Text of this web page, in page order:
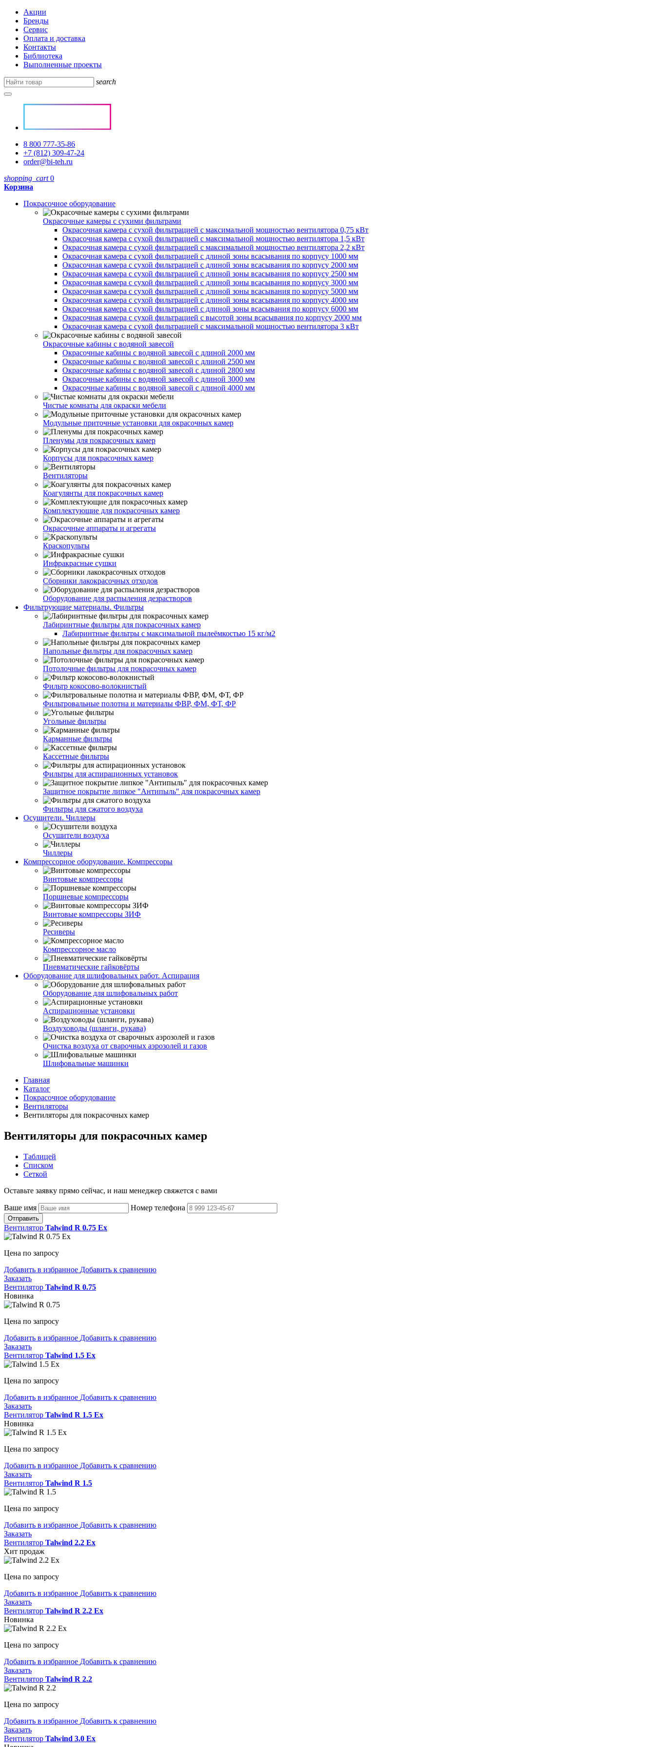
Акции
Бренды
Сервис
Оплата и доставка
Контакты
Библиотека
Выполненные проекты
search
8 800 777-35-86
+7 (812) 309-47-24
order@bi-teh.ru
shopping_cart 0
Корзина
Покрасочное оборудование
Окрасочные камеры с сухими фильтрами
Окрасочная камера с сухой фильтрацией с максимальной мощностью вентилятора 0,75 кВт
Окрасочная камера с сухой фильтрацией с максимальной мощностью вентилятора 1,5 кВт
Окрасочная камера с сухой фильтрацией с максимальной мощностью вентилятора 2,2 кВт
Окрасочная камера с сухой фильтрацией с длиной зоны всасывания по корпусу 1000 мм
Окрасочная камера с сухой фильтрацией с длиной зоны всасывания по корпусу 2000 мм
Окрасочная камера с сухой фильтрацией с длиной зоны всасывания по корпусу 2500 мм
Окрасочная камера с сухой фильтрацией с длиной зоны всасывания по корпусу 3000 мм
Окрасочная камера с сухой фильтрацией с длиной зоны всасывания по корпусу 5000 мм
Окрасочная камера с сухой фильтрацией с длиной зоны всасывания по корпусу 4000 мм
Окрасочная камера с сухой фильтрацией с длиной зоны всасывания по корпусу 6000 мм
Окрасочная камера с сухой фильтрацией с высотой зоны всасывания по корпусу 2000 мм
Окрасочная камера с сухой фильтрацией с максимальной мощностью вентилятора 3 кВт
Окрасочные кабины с водяной завесой
Окрасочные кабины с водяной завесой с длиной 2000 мм
Окрасочные кабины с водяной завесой с длиной 2500 мм
Окрасочные кабины с водяной завесой с длиной 2800 мм
Окрасочные кабины с водяной завесой с длиной 3000 мм
Окрасочные кабины с водяной завесой с длиной 4000 мм
Чистые комнаты для окраски мебели
Модульные приточные установки для окрасочных камер
Пленумы для покрасочных камер
Корпусы для покрасочных камер
Вентиляторы
Коагулянты для покрасочных камер
Комплектующие для покрасочных камер
Окрасочные аппараты и агрегаты
Краскопульты
Инфракрасные сушки
Сборники лакокрасочных отходов
Оборудование для распыления дезрастворов
Фильтрующие материалы. Фильтры
Лабиринтные фильтры для покрасочных камер
Лабиринтные фильтры с максимальной пылеёмкостью 15 кг/м2
Напольные фильтры для покрасочных камер
Потолочные фильтры для покрасочных камер
Фильтр кокосово-волокнистый
Фильтровальные полотна и материалы ФВР, ФМ, ФТ, ФР
Угольные фильтры
Карманные фильтры
Кассетные фильтры
Фильтры для аспирационных установок
Защитное покрытие липкое "Антипыль" для покрасочных камер
Фильтры для сжатого воздуха
Осушители. Чиллеры
Осушители воздуха
Чиллеры
Компрессорное оборудование. Компрессоры
Винтовые компрессоры
Поршневые компрессоры
Винтовые компрессоры ЗИФ
Ресиверы
Компрессорное масло
Пневматические гайковёрты
Оборудование для шлифовальных работ. Аспирация
Оборудование для шлифовальных работ
Аспирационные установки
Воздуховоды (шланги, рукава)
Очистка воздуха от сварочных аэрозолей и газов
Шлифовальные машинки
Главная
Каталог
Покрасочное оборудование
Вентиляторы
Вентиляторы для покрасочных камер
Вентиляторы для покрасочных камер
Таблицей
Списком
Сеткой
Оставьте заявку прямо сейчас, и наш менеджер свяжется с вами
Ваше имя Номер телефона
Отправить
Вентилятор Talwind R 0.75 Ex
Цена по запросу
Добавить в избранное Добавить к сравнению
Заказать
Вентилятор Talwind R 0.75
Новинка
Цена по запросу
Добавить в избранное Добавить к сравнению
Заказать
Вентилятор Talwind 1.5 Ex
Цена по запросу
Добавить в избранное Добавить к сравнению
Заказать
Вентилятор Talwind R 1.5 Ex
Новинка
Цена по запросу
Добавить в избранное Добавить к сравнению
Заказать
Вентилятор Talwind R 1.5
Цена по запросу
Добавить в избранное Добавить к сравнению
Заказать
Вентилятор Talwind 2.2 Ex
Хит продаж
Цена по запросу
Добавить в избранное Добавить к сравнению
Заказать
Вентилятор Talwind R 2.2 Ex
Новинка
Цена по запросу
Добавить в избранное Добавить к сравнению
Заказать
Вентилятор Talwind R 2.2
Цена по запросу
Добавить в избранное Добавить к сравнению
Заказать
Вентилятор Talwind 3.0 Ex